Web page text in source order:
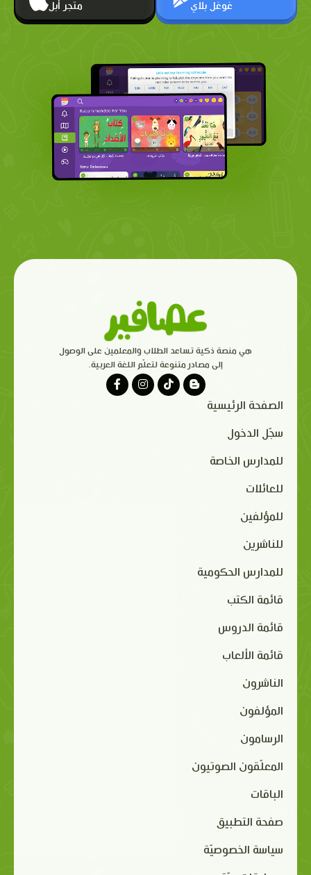
متجر أبل غوغل بلاي
هي منصة ذكية تساعد الطلاب والمعلمين على الوصول
إلى مصادر متنوعة لتعلّم اللغة العربية.
الصفحة الرئيسية
سجّل الدخول
للمدارس الخاصة
للعائلات
للمؤلفين
للناشرين
للمدارس الحكومية
قائمة الكتب
قائمة الدروس
قائمة الألعاب
الناشرون
المؤلفون
الرسامون
المعلّقون الصوتيون
الباقات
صفحة التطبيق
سياسة الخصوصيّة